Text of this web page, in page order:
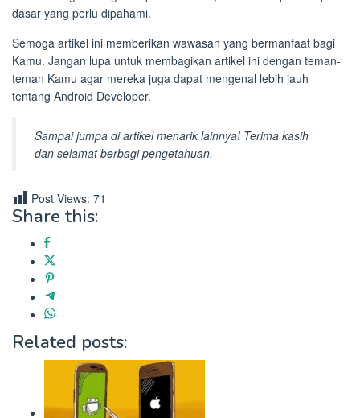
dasar yang perlu dipahami.
Semoga artikel ini memberikan wawasan yang bermanfaat bagi
Kamu. Jangan lupa untuk membagikan artikel ini dengan teman-
teman Kamu agar mereka juga dapat mengenal lebih jauh
tentang Android Developer.
Sampai jumpa di artikel menarik lainnya! Terima kasih
dan selamat berbagi pengetahuan.
Post Views: 71
Share this:
Related posts: